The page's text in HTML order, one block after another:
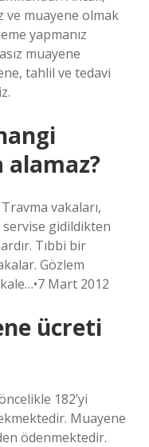
ve muayene olmak
yapmanız
muayene
tahlil ve tedavi
vakaları,
gidildikten
Tıbbi bir
Gözlem
Mart 2012
ücreti
182’yi
Muayene
ödenmektedir.